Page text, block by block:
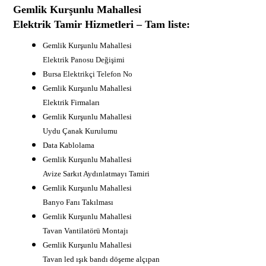
Gemlik Kurşunlu Mahallesi
Elektrik Tamir Hizmetleri – Tam liste:
Gemlik Kurşunlu Mahallesi
Elektrik Panosu Değişimi
Bursa Elektrikçi Telefon No
Gemlik Kurşunlu Mahallesi
Elektrik Firmaları
Gemlik Kurşunlu Mahallesi
Uydu Çanak Kurulumu
Data Kablolama
Gemlik Kurşunlu Mahallesi
Avize Sarkıt Aydınlatmayı Tamiri
Gemlik Kurşunlu Mahallesi
Banyo Fanı Takılması
Gemlik Kurşunlu Mahallesi
Tavan Vantilatörü Montajı
Gemlik Kurşunlu Mahallesi
Tavan led ışık bandı döşeme alçıpan